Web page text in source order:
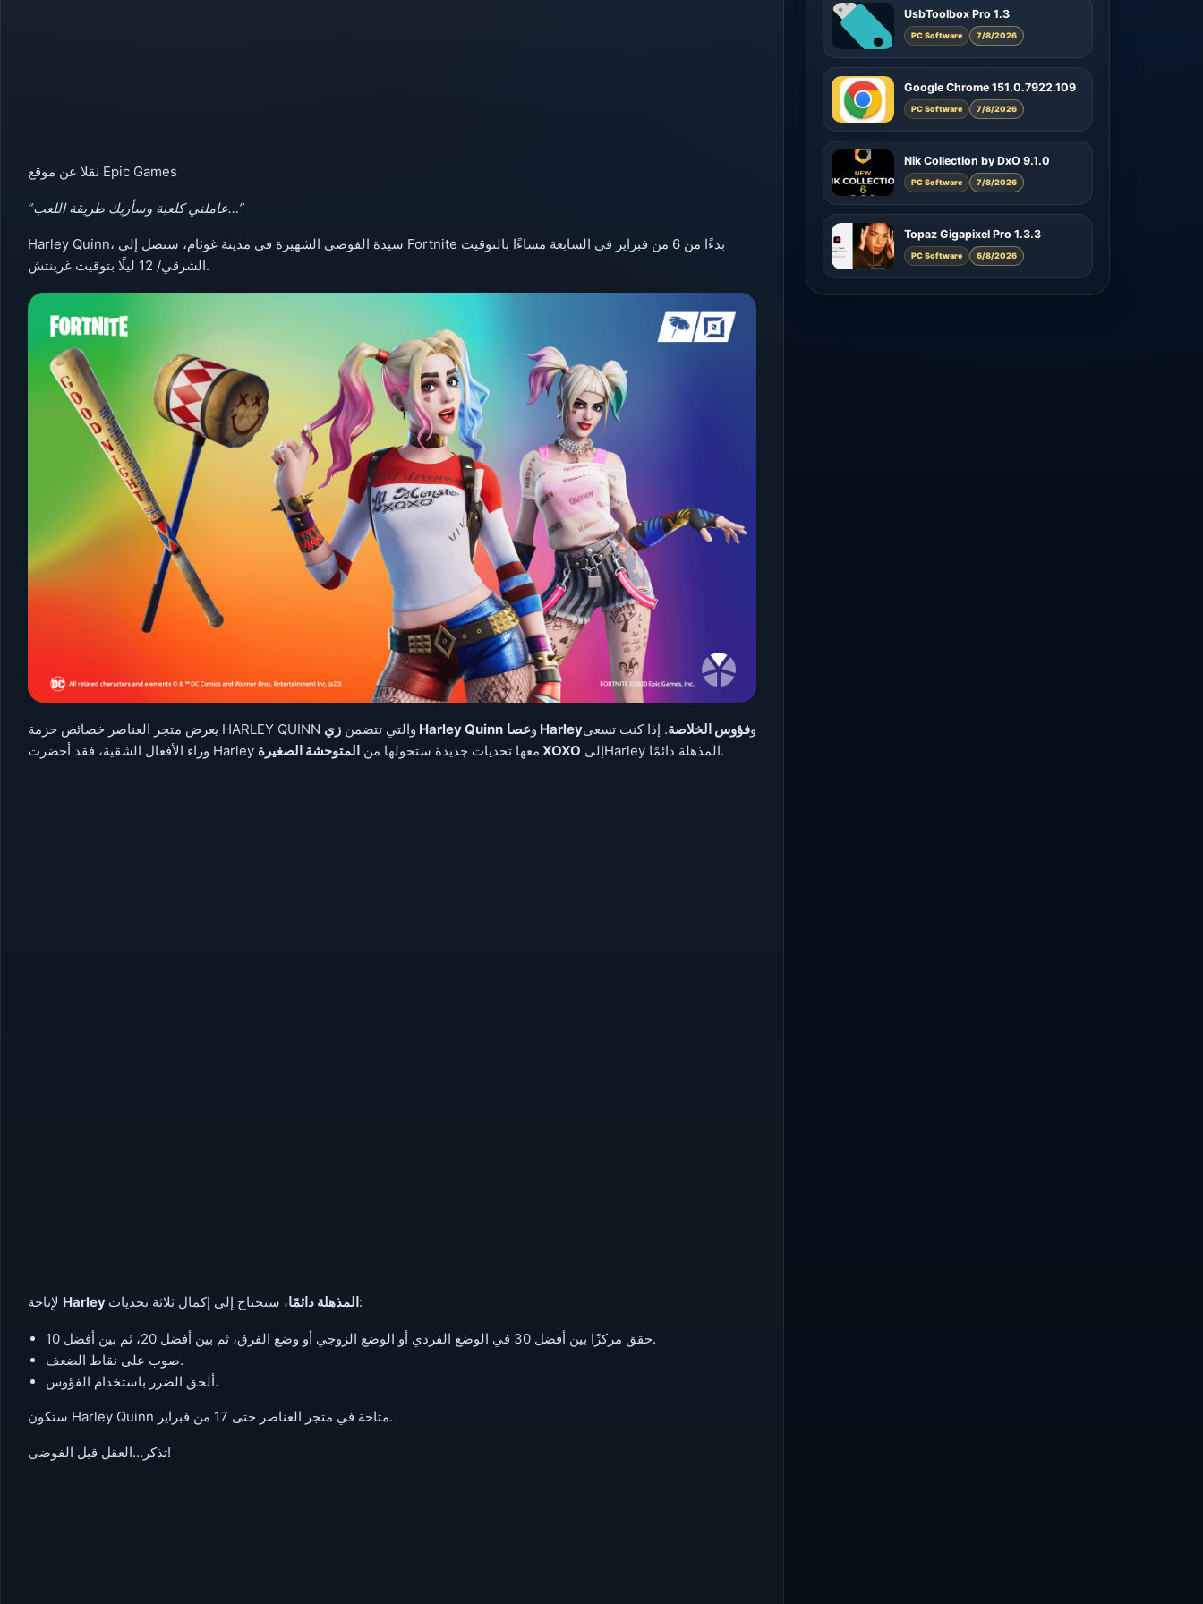
نقلا عن موقع Epic Games
“عاملني كلعبة وسأريك طريقة اللعب…”
Harley Quinn، سيدة الفوضى الشهيرة في مدينة غوثام، ستصل إلى Fortnite بدءًا من 6 من فبراير في السابعة مساءًا بالتوقيت
الشرقي/ 12 ليلًا بتوقيت غرينتش.
يعرض متجر العناصر خصائص حزمة HARLEY QUINN والتي تتضمن زي Harley Quinn و عصا Harley وفؤوس الخلاصة. إذا كنت تسعى
وراء الأفعال الشقية، فقد أحضرت Harley معها تحديات جديدة ستحولها من المتوحشة الصغيرة XOXO إلىHarley المذهلة دائمًا.
Harley المذهلة دائمًا ، ستحتاج إلى إكمال ثلاثة تحديات:
حقق مركزًا بين أفضل 30 في الوضع الفردي أو الوضع الزوجي أو وضع الفرق، ثم بين أفضل 20، ثم بين أفضل 10.
صوب على نقاط الضعف.
ألحق الضرر باستخدام الفؤوس.
ستكون Harley Quinn متاحة في متجر العناصر حتى 17 من فبراير.
تذكر…العقل قبل الفوضى!
UsbToolbox Pro 1.3
PC Software 7/8/2026
Google Chrome 151.0.7922.109
PC Software 7/8/2026
Nik Collection by DxO 9.1.0
PC Software 7/8/2026
Topaz Gigapixel Pro 1.3.3
PC Software 6/8/2026